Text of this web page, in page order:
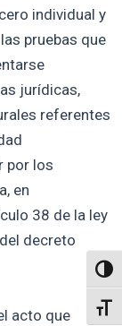
individual y
pruebas que
jurídicas,
referentes
por los
en
38 de la ley
decreto
acto que